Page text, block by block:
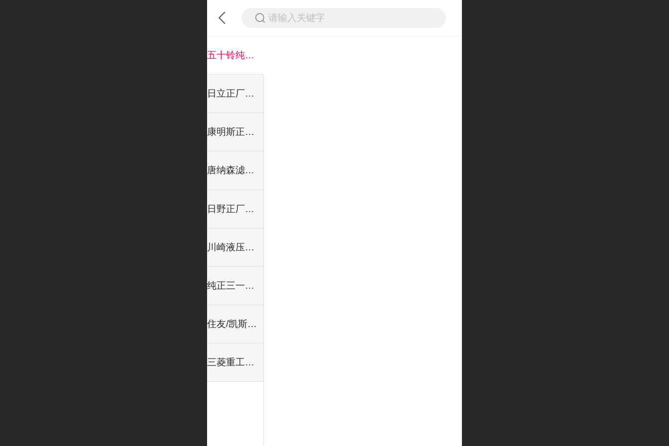
请输入关键字
五十铃纯正件系列
日立正厂件系列
康明斯正厂件系列
唐纳森滤芯系列
日野正厂件系列
川崎液压件系列
纯正三一配件系列
住友/凯斯系列
三菱重工扶桑系列